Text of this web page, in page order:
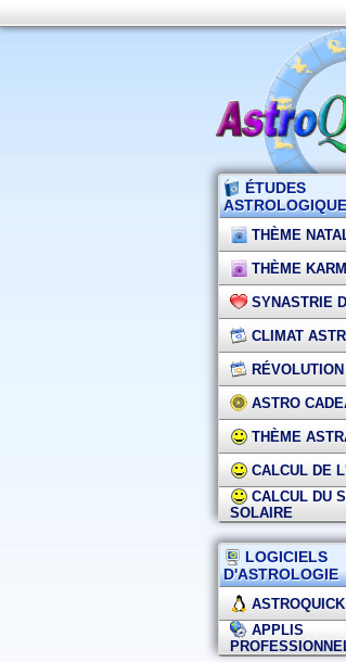
ÉTUDES
THÈME
THÈME
SYNASTRIE
CLIMAT
ASTRO
THÈME
CALCUL DE
CALCUL DU
SOLAIRE
LOGICIELS
D'ASTROLOGIE
APPLIS